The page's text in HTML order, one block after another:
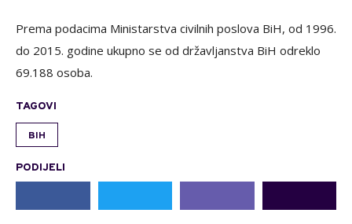
Prema podacima Ministarstva civilnih poslova BiH, od 1996.
do 2015. godine ukupno se od državljanstva BiH odreklo
69.188 osoba.
TAGOVI
BIH
PODIJELI